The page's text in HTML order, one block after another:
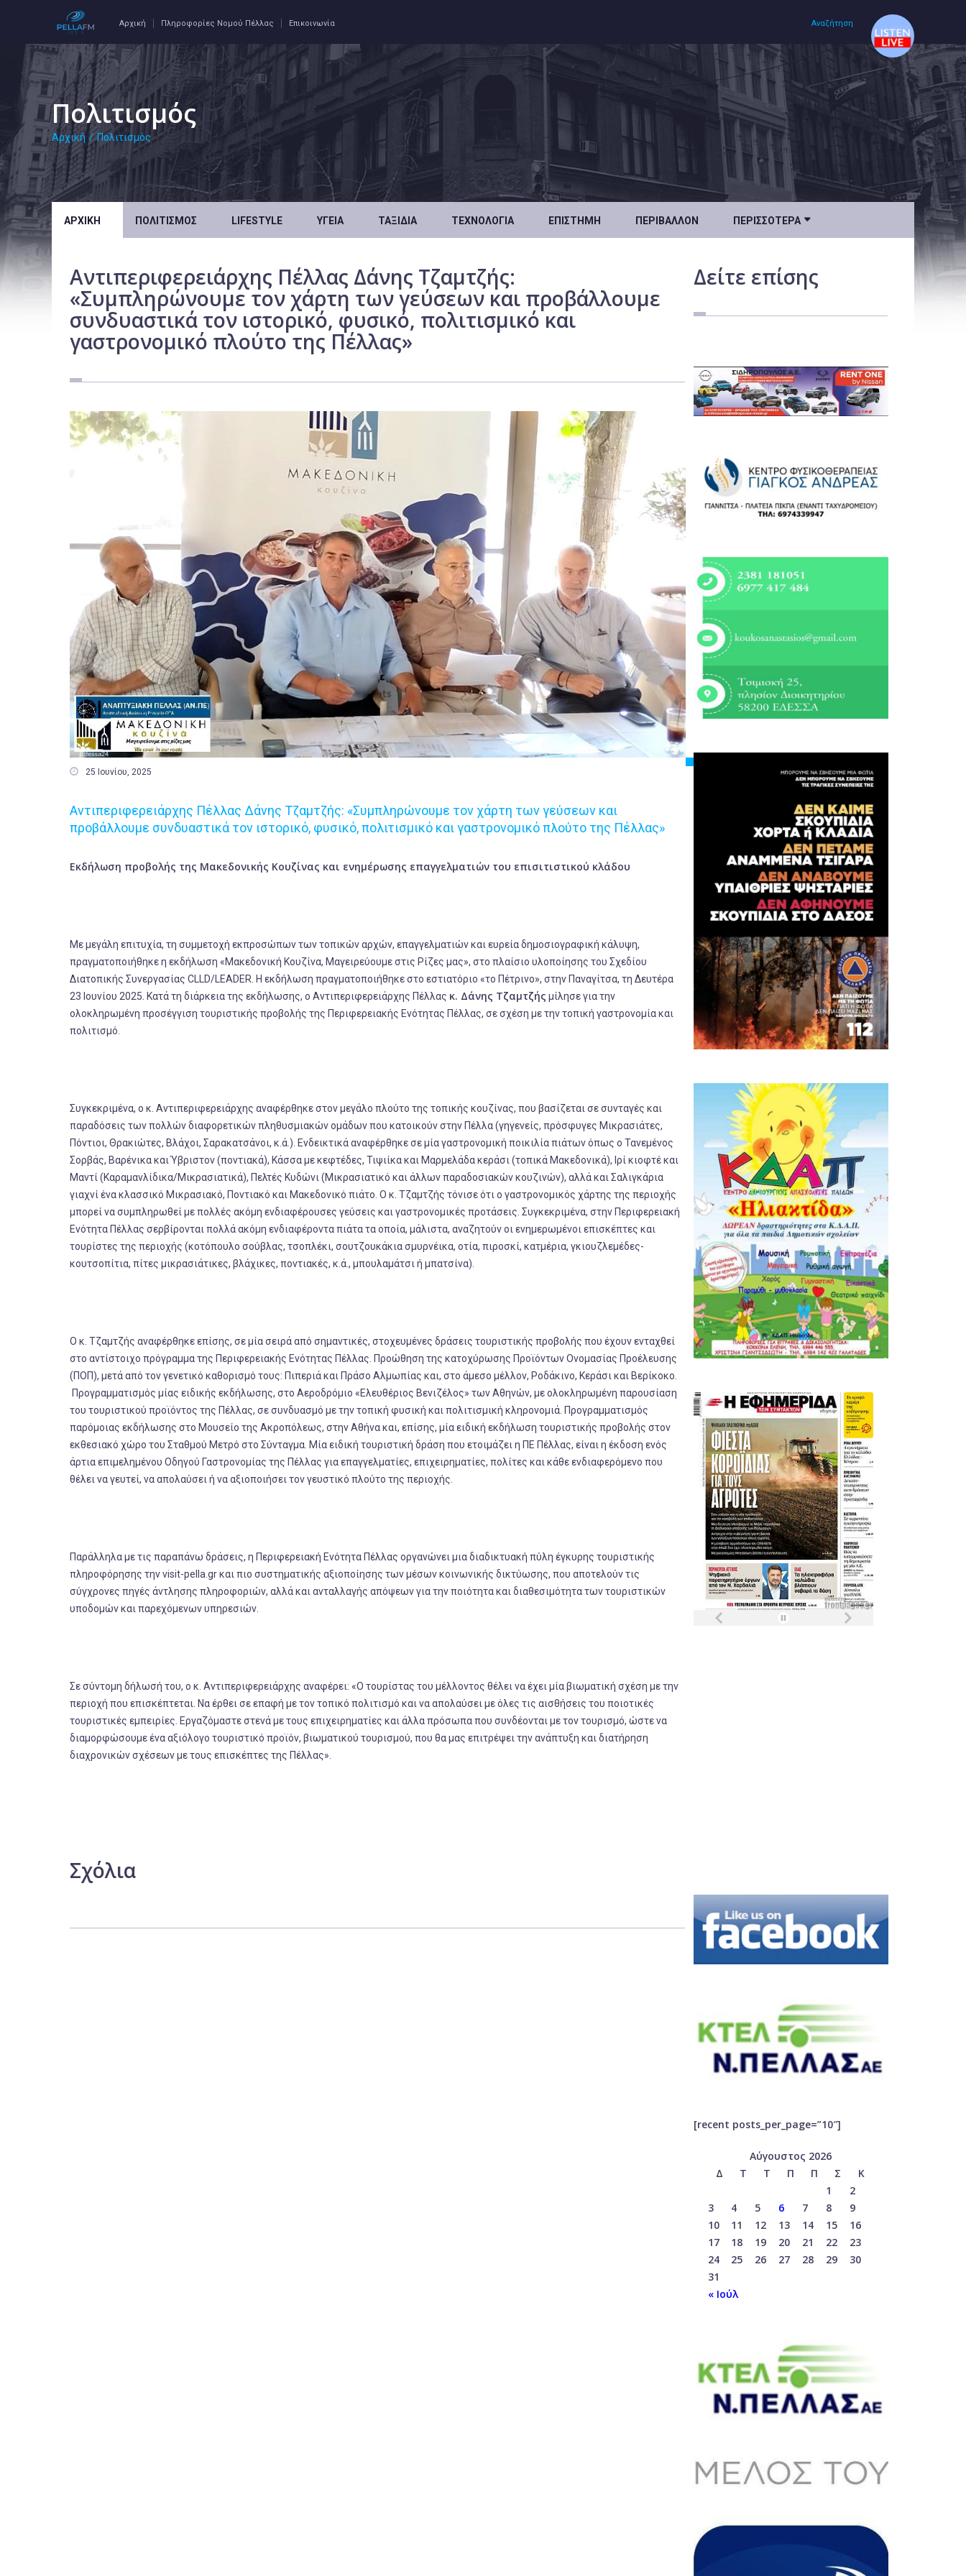
Αρχική Πληροφορίες Νομού Πέλλας Επικοινωνία Αναζήτηση
Πολιτισμός
Αρχική / Πολιτισμός
ΑΡΧΙΚΉ ΠΟΛΙΤΙΣΜΌΣ LIFESTYLE ΥΓΕΊΑ ΤΑΞΊΔΙΑ ΤΕΧΝΟΛΟΓΊΑ ΕΠΙΣΤΉΜΗ ΠΕΡΙΒΆΛΛΟΝ ΠΕΡΙΣΣΌΤΕΡΑ 
Αντιπεριφερειάρχης Πέλλας Δάνης Τζαμτζής:
«Συμπληρώνουμε τον χάρτη των γεύσεων και προβάλλουμε
συνδυαστικά τον ιστορικό, φυσικό, πολιτισμικό και
γαστρονομικό πλούτο της Πέλλας»
 25 Ιουνίου, 2025
Αντιπεριφερειάρχης Πέλλας Δάνης Τζαμτζής: «Συμπληρώνουμε τον χάρτη των γεύσεων και
προβάλλουμε συνδυαστικά τον ιστορικό, φυσικό, πολιτισμικό και γαστρονομικό πλούτο της Πέλλας»
Εκδήλωση προβολής της Μακεδονικής Κουζίνας και ενημέρωσης επαγγελματιών του επισιτιστικού κλάδου
Με μεγάλη επιτυχία, τη συμμετοχή εκπροσώπων των τοπικών αρχών, επαγγελματιών και ευρεία δημοσιογραφική κάλυψη,
πραγματοποιήθηκε η εκδήλωση «Μακεδoνική Κουζίνα, Μαγειρεύουμε στις Ρίζες μας», στο πλαίσιο υλοποίησης του Σχεδίου
Διατοπικής Συνεργασίας CLLD/LEADER. Η εκδήλωση πραγματοποιήθηκε στο εστιατόριο «το Πέτρινο», στην Παναγίτσα, τη Δευτέρα
23 Ιουνίου 2025. Κατά τη διάρκεια της εκδήλωσης, ο Αντιπεριφερειάρχης Πέλλας κ. Δάνης Τζαμτζής μίλησε για την
ολοκληρωμένη προσέγγιση τουριστικής προβολής της Περιφερειακής Ενότητας Πέλλας, σε σχέση με την τοπική γαστρονομία και
πολιτισμό.
Συγκεκριμένα, ο κ. Αντιπεριφερειάρχης αναφέρθηκε στον μεγάλο πλούτο της τοπικής κουζίνας, που βασίζεται σε συνταγές και
παραδόσεις των πολλών διαφορετικών πληθυσμιακών ομάδων που κατοικούν στην Πέλλα (γηγενείς, πρόσφυγες Μικρασιάτες,
Πόντιοι, Θρακιώτες, Βλάχοι, Σαρακατσάνοι, κ.ά.). Ενδεικτικά αναφέρθηκε σε μία γαστρονομική ποικιλία πιάτων όπως ο Τανεμένος
Σορβάς, Βαρένικα και Ύβριστον (ποντιακά), Κάσσα με κεφτέδες, Τιψιίκα και Μαρμελάδα κεράσι (τοπικά Μακεδονικά), Ιρί κιοφτέ και
Μαντί (Καραμανλίδικα/Μικρασιατικά), Πελτές Κυδώνι (Μικρασιατικό και άλλων παραδοσιακών κουζινών), αλλά και Σαλιγκάρια
γιαχνί ένα κλασσικό Μικρασιακό, Ποντιακό και Μακεδονικό πιάτο. Ο κ. Τζαμτζής τόνισε ότι ο γαστρονομικός χάρτης της περιοχής
μπορεί να συμπληρωθεί με πολλές ακόμη ενδιαφέρουσες γεύσεις και γαστρονομικές προτάσεις. Συγκεκριμένα, στην Περιφερειακή
Ενότητα Πέλλας σερβίρονται πολλά ακόμη ενδιαφέροντα πιάτα τα οποία, μάλιστα, αναζητούν οι ενημερωμένοι επισκέπτες και
τουρίστες της περιοχής (κοτόπουλο σούβλας, τσοπλέκι, σουτζουκάκια σμυρνέικα, οτία, πιροσκί, κατμέρια, γκιουζλεμέδες-
κουτσοπίτια, πίτες μικρασιάτικες, βλάχικες, ποντιακές, κ.ά., μπουλαμάτσι ή μπατσίνα).
Ο κ. Τζαμτζής αναφέρθηκε επίσης, σε μία σειρά από σημαντικές, στοχευμένες δράσεις τουριστικής προβολής που έχουν ενταχθεί
στο αντίστοιχο πρόγραμμα της Περιφερειακής Ενότητας Πέλλας. Προώθηση της κατοχύρωσης Προϊόντων Ονομασίας Προέλευσης
(ΠΟΠ), μετά από τον γενετικό καθορισμό τους: Πιπεριά και Πράσο Αλμωπίας και, στο άμεσο μέλλον, Ροδάκινο, Κεράσι και Βερίκοκο.
Προγραμματισμός μίας ειδικής εκδήλωσης, στο Αεροδρόμιο «Ελευθέριος Βενιζέλος» των Αθηνών, με ολοκληρωμένη παρουσίαση
του τουριστικού προϊόντος της Πέλλας, σε συνδυασμό με την τοπική φυσική και πολιτισμική κληρονομιά. Προγραμματισμός
παρόμοιας εκδήλωσης στο Μουσείο της Ακροπόλεως, στην Αθήνα και, επίσης, μία ειδική εκδήλωση τουριστικής προβολής στον
εκθεσιακό χώρο του Σταθμού Μετρό στο Σύνταγμα. Μία ειδική τουριστική δράση που ετοιμάζει η ΠΕ Πέλλας, είναι η έκδοση ενός
άρτια επιμελημένου Οδηγού Γαστρονομίας της Πέλλας για επαγγελματίες, επιχειρηματίες, πολίτες και κάθε ενδιαφερόμενο που
θέλει να γευτεί, να απολαύσει ή να αξιοποιήσει τον γευστικό πλούτο της περιοχής.
Παράλληλα με τις παραπάνω δράσεις, η Περιφερειακή Ενότητα Πέλλας οργανώνει μια διαδικτυακή πύλη έγκυρης τουριστικής
πληροφόρησης την visit-pella.gr και πιο συστηματικής αξιοποίησης των μέσων κοινωνικής δικτύωσης, που αποτελούν τις
σύγχρονες πηγές άντλησης πληροφοριών, αλλά και ανταλλαγής απόψεων για την ποιότητα και διαθεσιμότητα των τουριστικών
υποδομών και παρεχόμενων υπηρεσιών.
Σε σύντομη δήλωσή του, ο κ. Αντιπεριφερειάρχης αναφέρει: «Ο τουρίστας του μέλλοντος θέλει να έχει μία βιωματική σχέση με την
περιοχή που επισκέπτεται. Να έρθει σε επαφή με τον τοπικό πολιτισμό και να απολαύσει με όλες τις αισθήσεις του ποιοτικές
τουριστικές εμπειρίες. Εργαζόμαστε στενά με τους επιχειρηματίες και άλλα πρόσωπα που συνδέονται με τον τουρισμό, ώστε να
διαμορφώσουμε ένα αξιόλογο τουριστικό προϊόν, βιωματικού τουρισμού, που θα μας επιτρέψει την ανάπτυξη και διατήρηση
διαχρονικών σχέσεων με τους επισκέπτες της Πέλλας».
Σχόλια
Δείτε επίσης
[recent posts_per_page=”10″]
Αύγουστος 2026
Δ
Τ Τ Π Π Σ
Κ
1
2
3
4 5 6 7 8
9
10
11 12 13 14 15
16
17
18 19 20 21 22
23
24
25 26 27 28 29
30
31
« Ιούλ
Αρχική
Πολιτισμός
Υγεία
Ταξίδια
Επιστήμη
Περιβάλλον
Κόσμος
Τοπικά
Πολιτική
Αθλητικά